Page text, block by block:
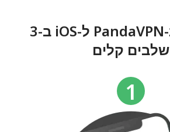
השתמש ב-PandaVPN ל-iOS ב-3
שלבים קלים